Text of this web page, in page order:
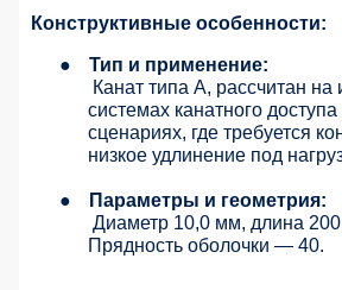
Конструктивные особенности:
●
Тип и применение:
Канат типа A, рассчитан на
системах канатного
сценариях, где требуется
низкое удлинение под
●
Параметры и геометрия:
Диаметр 10,0 мм, длина
Прядность оболочки — 40.